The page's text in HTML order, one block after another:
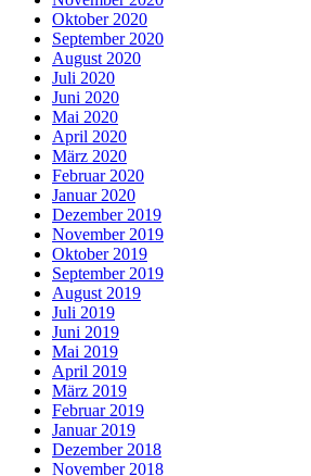
Oktober 2020
September 2020
August 2020
Juli 2020
Juni 2020
Mai 2020
April 2020
März 2020
Februar 2020
Januar 2020
Dezember 2019
November 2019
Oktober 2019
September 2019
August 2019
Juli 2019
Juni 2019
Mai 2019
April 2019
März 2019
Februar 2019
Januar 2019
Dezember 2018
November 2018